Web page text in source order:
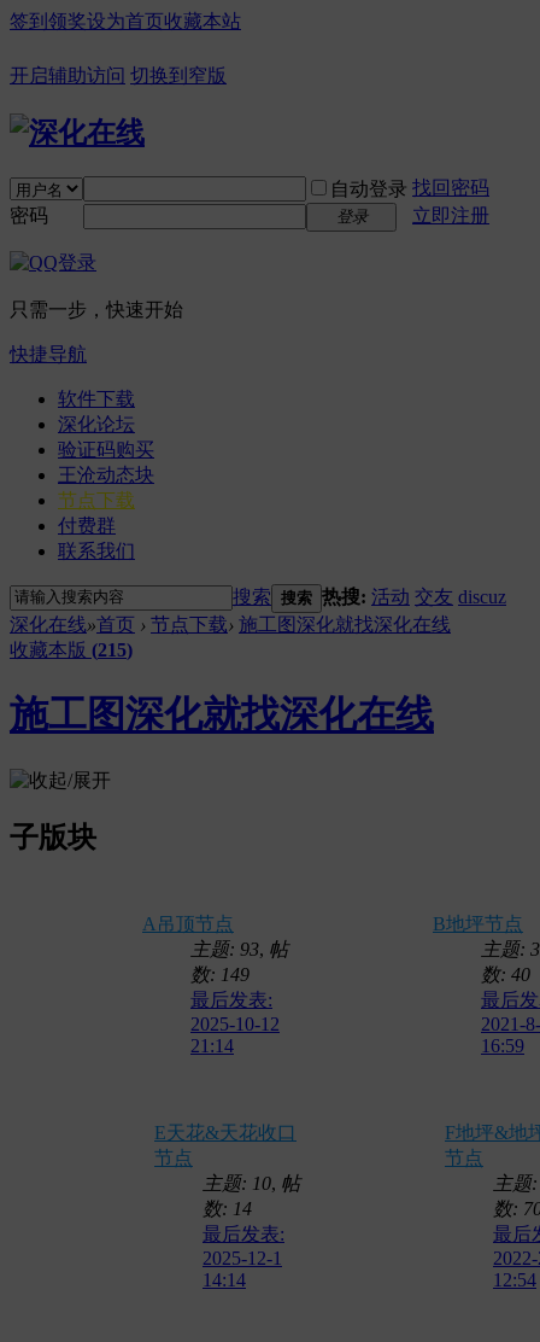
签到领奖设为首页收藏本站
开启辅助访问 切换到窄版
自动登录 找回密码
密码
登录 立即注册
只需一步，快速开始
快捷导航
软件下载
深化论坛
验证码购买
王沧动态块
节点下载
付费群
联系我们
搜索 搜索 热搜: 活动 交友 discuz
深化在线»首页 › 节点下载› 施工图深化就找深化在线
收藏本版 (215)
施工图深化就找深化在线
子版块
A吊顶节点
主题: 93, 帖
数: 149
最后发表:
2025-10-12
21:14
B地坪节点
主题:
数: 40
最后
2021-
16:59
E天花&天花收口
节点
主题: 10, 帖
数: 14
最后发表:
2025-12-1
14:14
F地坪&地
节点
主题
数:
最后
12:54